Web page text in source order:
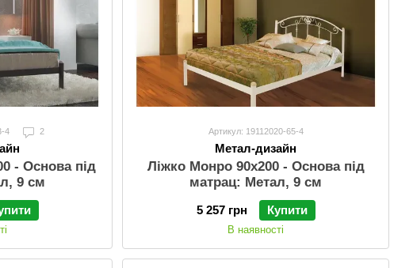
4 2
- Основа під
9 см
Артикул: 19112020-65-4
Метал-дизайн
Ліжко Монро 90х200 - Основа під
матрац: Метал, 9 см
5 257 грн Купити
В наявності